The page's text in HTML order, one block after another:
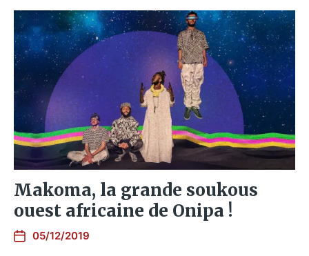
Makoma, la grande soukous
ouest africaine de Onipa !
05/12/2019